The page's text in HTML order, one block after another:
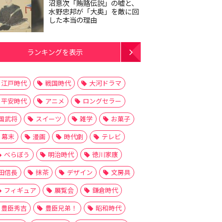
沼意次「賄賂伝説」の嘘と、
水野忠邦が「大奥」を敵に回
した本当の理由
ランキングを表示
江戸時代 戦国時代
大河ドラマ
平安時代
アニメ
ロングセラー
武将
スイーツ 雑学
お菓子
幕末
漫画 時代劇
テレビ
べらぼう
明治時代
徳川家康
信長
抹茶 デザイン
文房具
フィギュア
展覧会
鎌倉時代
豊臣秀吉
豊臣兄弟！
昭和時代